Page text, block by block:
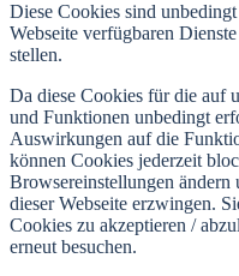
Diese Cookies sind
Webseite verfügbaren
stellen.
Da diese Cookies für die auf
und Funktionen unbedingt
Auswirkungen auf die
können Cookies jederzeit
Browsereinstellungen
dieser Webseite erzwingen.
Cookies zu akzeptieren /
erneut besuchen.